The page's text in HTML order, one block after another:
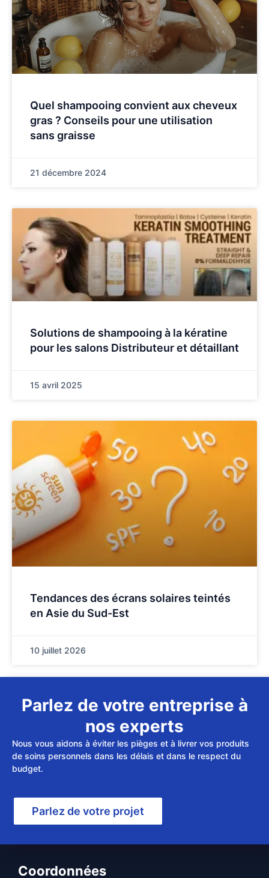
Quel shampooing convient aux cheveux
gras ? Conseils pour une utilisation
sans graisse
21 décembre 2024
Solutions de shampooing à la kératine
pour les salons Distributeur et détaillant
15 avril 2025
Tendances des écrans solaires teintés
en Asie du Sud-Est
10 juillet 2026
Parlez de votre entreprise à
nos experts
Nous vous aidons à éviter les pièges et à livrer vos produits
de soins personnels dans les délais et dans le respect du
budget.
Parlez de votre projet
Coordonnées